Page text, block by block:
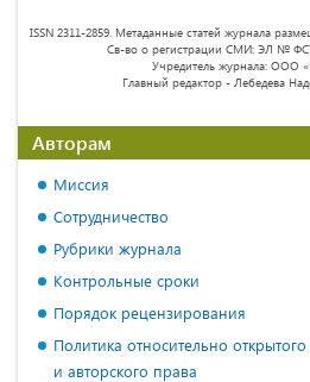
ISSN 2311-2859. Метаданные статей журнала
Св-во о регистрации СМИ: ЭЛ №
Учредитель журнала: ООО
Главный редактор - Лебедева
Авторам
Миссия
Сотрудничество
Рубрики журнала
Контрольные сроки
Порядок рецензирования
Политика относительно
и авторского права